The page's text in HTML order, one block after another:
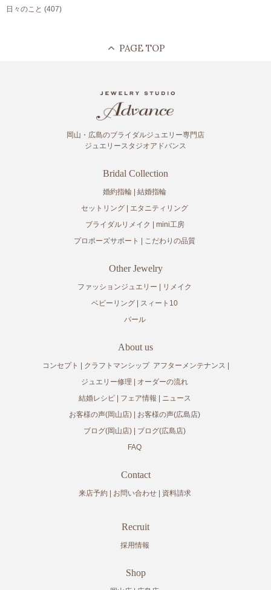
日々のこと (407)
岡山・広島のブライダルジュエリー専門店
ジュエリースタジオアドバンス
Bridal Collection
婚約指輪
結婚指輪
セットリング
エタニティリング
ブライダルリメイク
mini工房
プロポーズサポート
こだわりの品質
Other Jewelry
ファッションジュエリー
リメイク
ベビーリング
スィート10
パール
About us
コンセプト クラフトマンシップ アフターメンテナンス
ジュエリー修理
オーダーの流れ
結婚レシピ
フェア情報
ニュース
お客様の声(岡山店)
お客様の声(広島店)
ブログ(岡山店)
ブログ(広島店)
FAQ
Contact
来店予約 お問い合わせ 資料請求
Recruit
採用情報
Shop